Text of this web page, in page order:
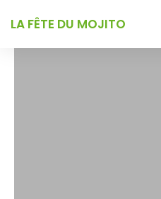
LA FÊTE DU MOJITO